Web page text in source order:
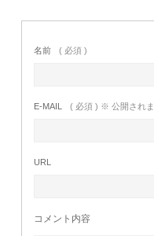
名前 ( 必須 )
E-MAIL ( 必須 ) ※ 公開され
URL
コメント内容